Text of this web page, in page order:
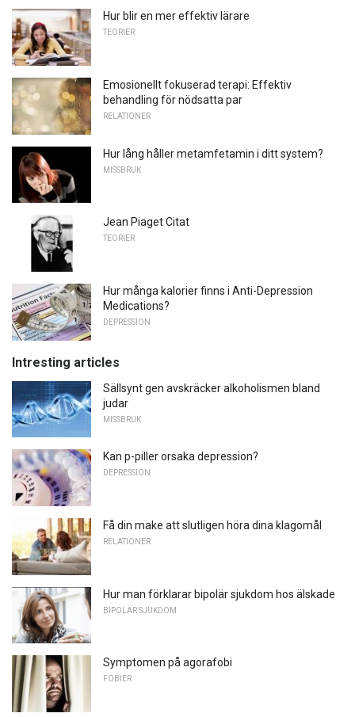
Hur blir en mer effektiv lärare
TEORIER
Emosionellt fokuserad terapi: Effektiv
behandling för nödsatta par
RELATIONER
Hur lång håller metamfetamin i ditt system?
MISSBRUK
Jean Piaget Citat
TEORIER
Hur många kalorier finns i Anti-Depression
Medications?
DEPRESSION
Intresting articles
Sällsynt gen avskräcker alkoholismen bland
judar
MISSBRUK
Kan p-piller orsaka depression?
DEPRESSION
Få din make att slutligen höra dina klagomål
RELATIONER
Hur man förklarar bipolär sjukdom hos älskade
BIPOLÄR SJUKDOM
Symptomen på agorafobi
FOBIER